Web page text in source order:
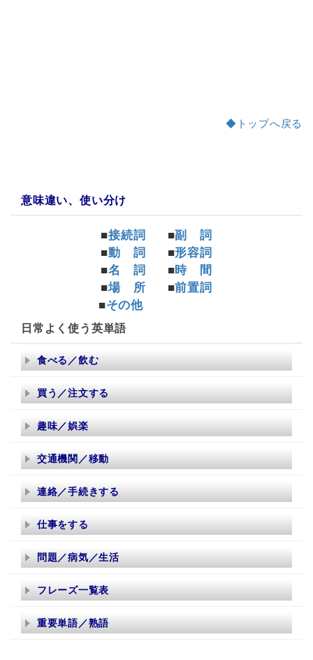
◆トップへ戻る
意味違い、使い分け
■接続詞 ■副 詞
■動 詞 ■形容詞
■名 詞 ■時 間
■場 所 ■前置詞
■その他
日常よく使う英単語
食べる／飲む
買う／注文する
趣味／娯楽
交通機関／移動
連絡／手続きする
仕事をする
問題／病気／生活
フレーズ一覧表
重要単語／熟語